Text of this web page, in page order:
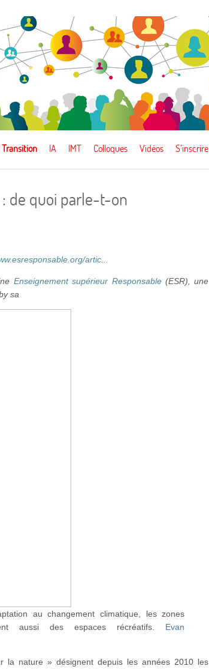
Transition IA IMT Colloques Vidéos S’inscrire
: de quoi parle-t-on
artic...
Enseignement supérieur Responsable(ESR), une
sa
au changement climatique, les zones
aussi des espaces récréatifs. Evan
la nature » désignent depuis les années 2010 les